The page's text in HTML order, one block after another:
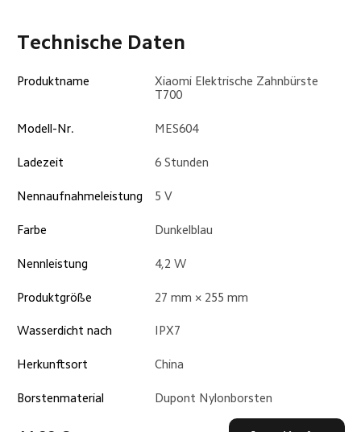
Technische Daten
Produktname
Xiaomi Elektrische Zahnbürste
T700
Modell-Nr. MES604
Ladezeit 6 Stunden
Nennaufnahmeleistung 5 V
Farbe Dunkelblau
Nennleistung 4,2 W
Produktgröße 27 mm × 255 mm
Wasserdicht nach IPX7
Herkunftsort China
Borstenmaterial Dupont Nylonborsten